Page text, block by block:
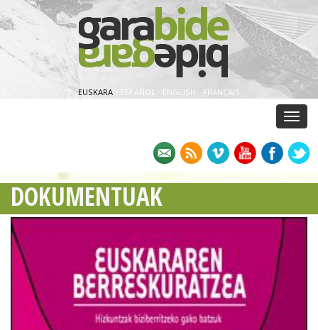
EUSKARA ESPAÑOL · ENGLISH · FRANÇAIS
DOKUMENTUAK